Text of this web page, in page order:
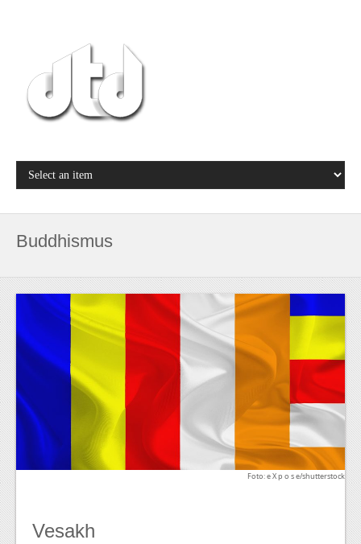
Buddhismus
Foto: e X p o s e/shutterstock
Vesakh